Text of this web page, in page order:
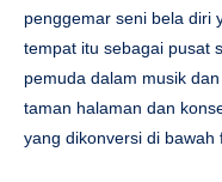
penggemar seni bela diri
tempat itu sebagai pusat
pemuda dalam musik
taman halaman dan
yang dikonversi di bawah